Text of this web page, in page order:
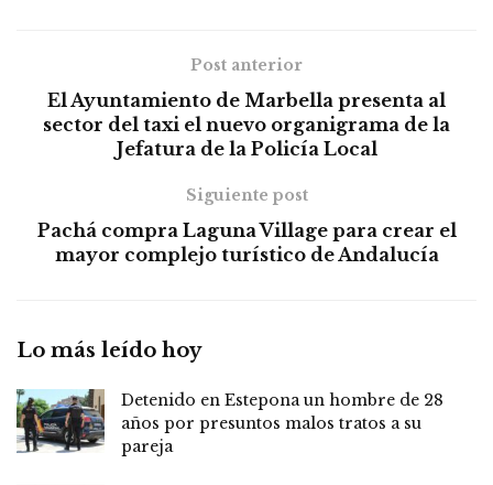
Post anterior
El Ayuntamiento de Marbella presenta al
sector del taxi el nuevo organigrama de la
Jefatura de la Policía Local
Siguiente post
Pachá compra Laguna Village para crear el
mayor complejo turístico de Andalucía
Lo más leído hoy
Detenido en Estepona un hombre de 28
años por presuntos malos tratos a su
pareja